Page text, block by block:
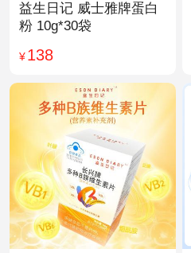
益生日记 威士雅牌蛋白
粉 10g*30袋
¥138